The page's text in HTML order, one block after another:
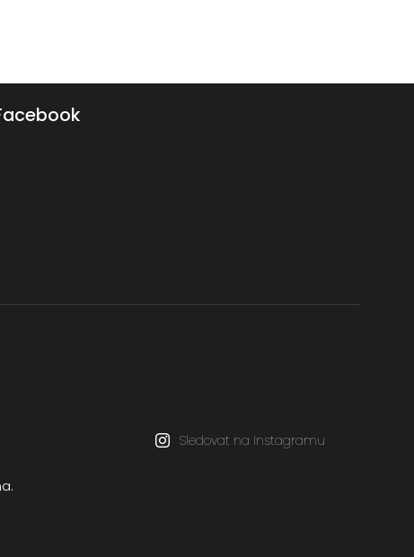
Sledovat na Instagramu